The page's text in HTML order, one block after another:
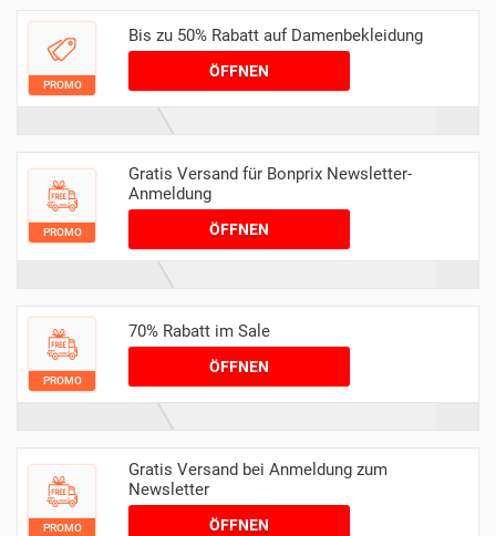
PROMO
Bis zu 50% Rabatt auf Damenbekleidung
ÖFFNEN
PROMO
Gratis Versand für Bonprix Newsletter-
Anmeldung
ÖFFNEN
PROMO
70% Rabatt im Sale
ÖFFNEN
PROMO
Gratis Versand bei Anmeldung zum
Newsletter
ÖFFNEN